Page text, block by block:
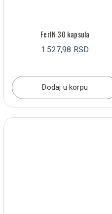
FerIN 30 kapsula
1.527,98 RSD
Dodaj u korpu